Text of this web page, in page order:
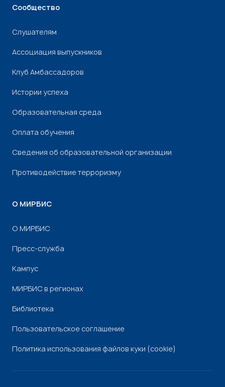
Сообщество
Слушателям
Ассоциация выпускников
Клуб Амбассадоров
Истории успеха
Образовательная среда
Оплата обучения
Сведения об образовательной организации
Противодействие терроризму
О МИРБИС
О МИРБИС
Пресс-служба
Кампус
МИРБИС в регионах
Библиотека
Пользовательское соглашение
Политика использования файлов куки (cookie)